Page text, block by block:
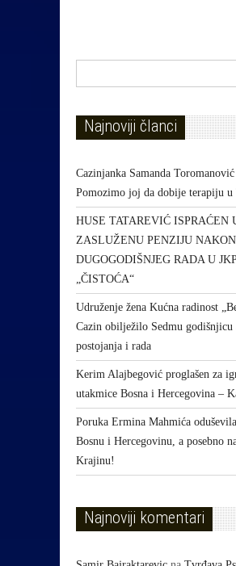
Najnoviji članci
Cazinjanka Samanda
Pomozimo joj da dobije terapiju
HUSE TATAREVIĆ ISPRAĆEN
ZASLUŽENU PENZIJU NAKON
DUGOGODIŠNJEG RADA U JKP
„ČISTOĆA“
Udruženje žena Kućna radinost
Cazin obilježilo Sedmu godišnjicu
postojanja i rada
Kerim Alajbegović proglašen za
utakmice Bosna i Hercegovina –
Poruka Ermina Mahmića
Bosnu i Hercegovinu, a posebno
Krajinu!
Najnoviji komentari